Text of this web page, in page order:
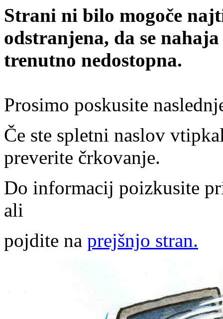
Strani ni bilo mogoče
odstranjena, da se
trenutno nedostopna.
Prosimo poskusite
Če ste spletni naslov
preverite črkovanje.
Do informacij poizkusite
ali
pojdite na prejšnjo stran.